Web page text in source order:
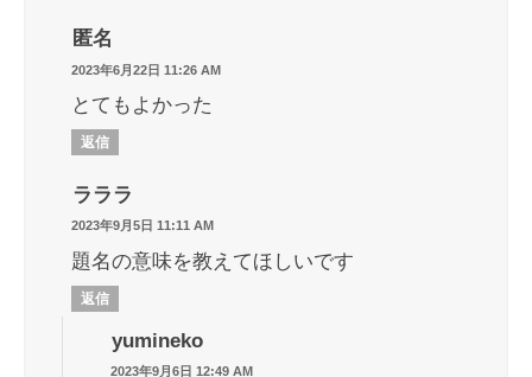
匿名
2023年6月22日 11:26 AM
とてもよかった
返信
ラララ
2023年9月5日 11:11 AM
題名の意味を教えてほしいです
返信
yumineko
2023年9月6日 12:49 AM